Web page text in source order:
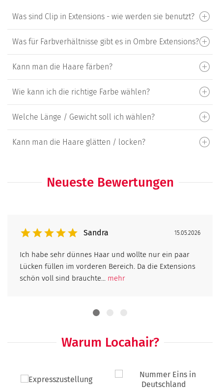
Was sind Clip in Extensions - wie werden sie benutzt?
Was für Farbverhältnisse gibt es in Ombre Extensions?
Kann man die Haare färben?
Wie kann ich die richtige Farbe wählen?
Welche Länge / Gewicht soll ich wählen?
Kann man die Haare glätten / locken?
Neueste Bewertungen
Sandra 15.05.2026
Ich habe sehr dünnes Haar und wollte nur ein paar
Lücken füllen im vorderen Bereich. Da die Extensions
schön voll sind brauchte... mehr
Warum Locahair?